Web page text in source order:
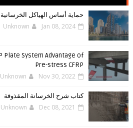
حماية أساس الهياكل
Unknown Jan 08, 2024
Plate System Advantage of
Pre-stress CFRP
Unknown Nov 30, 2022
كتاب شرح الخرسانة المقذوفة
Unknown Dec 08, 2021